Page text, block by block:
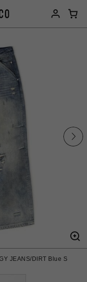
JEANS/DIRT Blue S